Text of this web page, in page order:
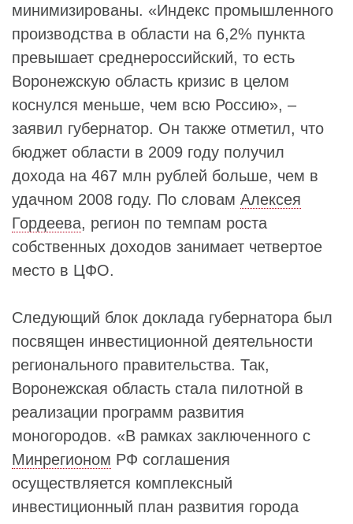
минимизированы. «Индекс промышленного
производства в области на 6,2% пункта
превышает среднероссийский, то есть
Воронежскую область кризис в целом
коснулся меньше, чем всю Россию», –
заявил губернатор. Он также отметил, что
бюджет области в 2009 году получил
дохода на 467 млн рублей больше, чем в
удачном 2008 году. По словам Алексея
Гордеева, регион по темпам роста
собственных доходов занимает четвертое
место в ЦФО.
Следующий блок доклада губернатора был
посвящен инвестиционной деятельности
регионального правительства. Так,
Воронежская область стала пилотной в
реализации программ развития
моногородов. «В рамках заключенного с
Минрегионом РФ соглашения
осуществляется комплексный
инвестиционный план развития города